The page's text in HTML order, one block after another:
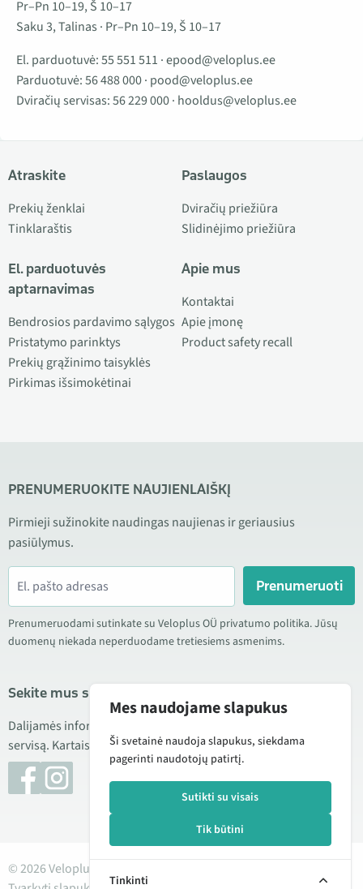
Pr–Pn 10–19, Š 10–17
Saku 3, Talinas · Pr–Pn 10–19, Š 10–17
El. parduotuvė:55 551 511 ·epood@veloplus.ee
Parduotuvė:56 488 000· pood@veloplus.ee
Dviračių servisas:56 229 000· hooldus@veloplus.ee
Atraskite
Prekių ženklai
Tinklaraštis
El. parduotuvės
aptarnavimas
Bendrosios pardavimo sąlygos
Pristatymo parinktys
Prekių grąžinimo taisyklės
Pirkimas išsimokėtinai
Paslaugos
Dviračių priežiūra
Slidinėjimo priežiūra
Apie mus
Kontaktai
Apie įmonę
Product safety recall
PRENUMERUOKITE NAUJIENLAIŠKĮ
Pirmieji sužinokite naudingas naujienas ir geriausius
pasiūlymus.
Prenumeruoti
Prenumeruodami sutinkate su Veloplus OÜ privatumo politika. Jūsų
duomenų niekada neperduodame tretiesiems asmenims.
Sekite mus socialiniuose tinkluose
Dalijamės informacija apie geras kainas, naujus produktus ir
servisą. Kartais taip pat publikuojame produktų apžvalgas.
© 2026 Veloplus OÜ. Visos teisės saugomos
Mes naudojame slapukus
Ši svetainė naudoja slapukus, siekdama
pagerinti naudotojų patirtį.
Sutikti su visais
Tik būtini
Tinkinti